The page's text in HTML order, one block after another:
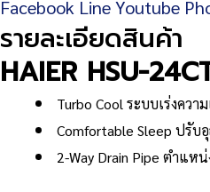
Facebook LineYoutube
รายละเอียดสินค้า
HAIER HSU-
Turbo Cool ระบบเร่งคว
Comfortable Sleep ปรั
2-Way Drain Pipe ตำแห